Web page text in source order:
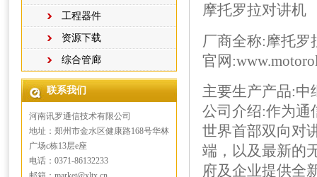
工程器件
资源下载
综合管廊
联系我们
河南讯罗通信技术有限公司
地址：郑州市金水区健康路168号华林
广场c栋13层e座
电话：0371-86132233
摩托罗拉对讲机
厂商全称:摩托罗
官网
主要生产产品:中
公司介绍:作为通
世界首部双向对
端，以及最新的
府及企业提供全